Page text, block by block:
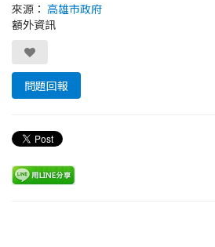
來源： 高雄市政府
額外資訊
問題回報